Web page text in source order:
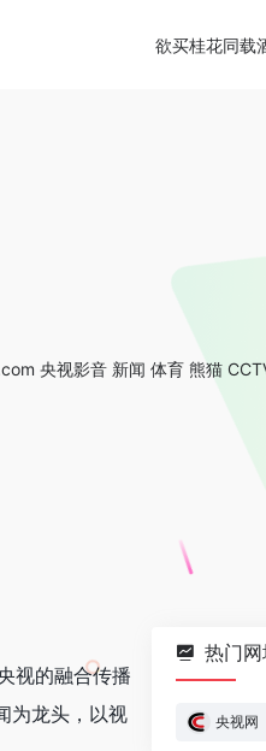
欲买桂花同载
央视影音 新闻 体育 熊猫
视的融合传播
为龙头，以视
热门网
央视网